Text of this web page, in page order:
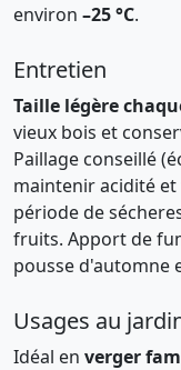
environ –25 °C.
Entretien
Taille légère
vieux bois et
Paillage conseillé
maintenir acidité
période de
fruits. Apport de
pousse d'automne
Usages au
Idéal en verger